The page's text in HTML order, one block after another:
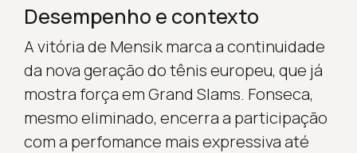
Desempenho e contexto
A vitória de Mensik marca a continuidade
da nova geração do tênis europeu, que já
mostra força em Grand Slams. Fonseca,
mesmo eliminado, encerra a participação
com a perfomance mais expressiva até